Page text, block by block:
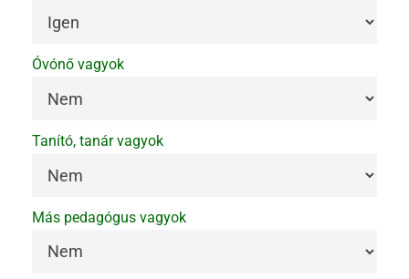
Óvónő vagyok
Tanító, tanár vagyok
Más pedagógus vagyok